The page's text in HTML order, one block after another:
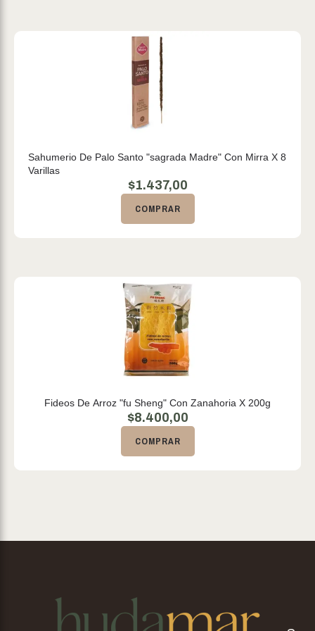
Sahumerio De Palo Santo "sagrada Madre" Con Mirra X 8
Varillas
$1.437,00
COMPRAR
Fideos De Arroz "fu Sheng" Con Zanahoria X 200g
$8.400,00
COMPRAR